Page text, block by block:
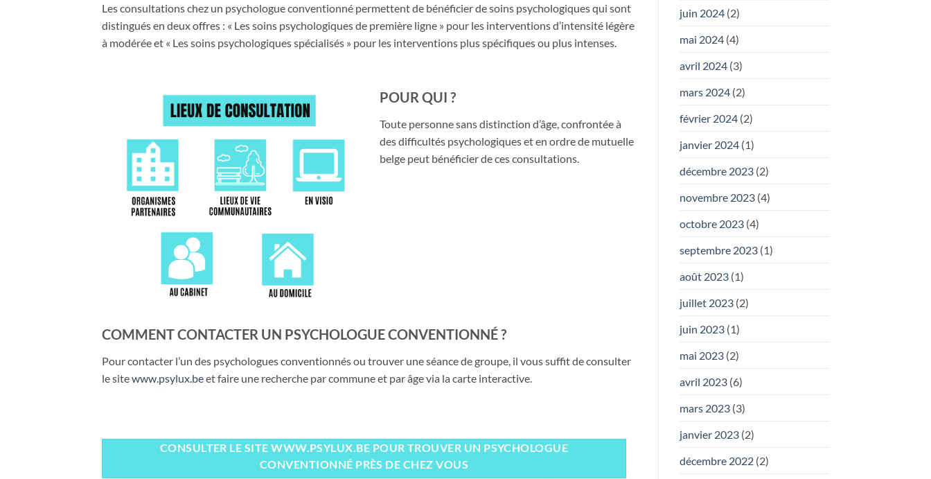
Les consultations chez un psychologue conventionné permettent de bénéficier de soins psychologiques qui sont
distingués en deux offres : « Les soins psychologiques de première ligne » pour les interventions d’intensité légère
à modérée et « Les soins psychologiques spécialisés » pour les interventions plus spécifiques ou plus intenses.
POUR QUI ?
Toute personne sans distinction d’âge, confrontée à
des difficultés psychologiques et en ordre de mutuelle
belge peut bénéficier de ces consultations.
COMMENT CONTACTER UN PSYCHOLOGUE CONVENTIONNÉ ?
Pour contacter l’un des psychologues conventionnés ou trouver une séance de groupe, il vous suffit de consulter
le sitewww.psylux.beet faire une recherche par commune et par âge via la carte interactive.
CONSULTER LE SITE WWW.PSYLUX.BE POUR TROUVER UN PSYCHOLOGUE
CONVENTIONNÉ PRÈS DE CHEZ VOUS
juin 2024(2)
mai 2024(4)
avril 2024(3)
mars 2024(2)
février 2024(2)
janvier 2024(1)
décembre 2023(2)
novembre 2023(4)
octobre 2023(4)
septembre 2023(1)
août 2023(1)
juillet 2023(2)
juin 2023(1)
mai 2023(2)
avril 2023(6)
mars 2023(3)
janvier 2023(2)
décembre 2022(2)